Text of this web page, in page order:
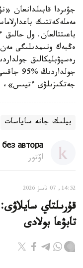
جۋىردا قابىلدانعان
مەملەكەتتىك
باعىتتالعان. ول
ەڭبەك ونىمدىلىگى
جەتكىزىلۋى
بيلىك جانە ساياسات
без автора
اۆتور
14:52, 07 تامىز 2026
قۇرىلتاي
تابۋعا بولادى